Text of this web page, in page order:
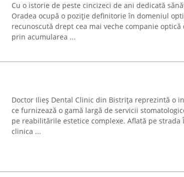
Cu o istorie de peste cincizeci de ani dedicată
Oradea ocupă o poziție definitorie în domeniul
recunoscută drept cea mai veche companie
prin acumularea ...
Doctor Ilieș Dental Clinic din Bistrița reprezintă o
ce furnizează o gamă largă de servicii
pe reabilitările estetice complexe. Aflată pe strada
clinica ...